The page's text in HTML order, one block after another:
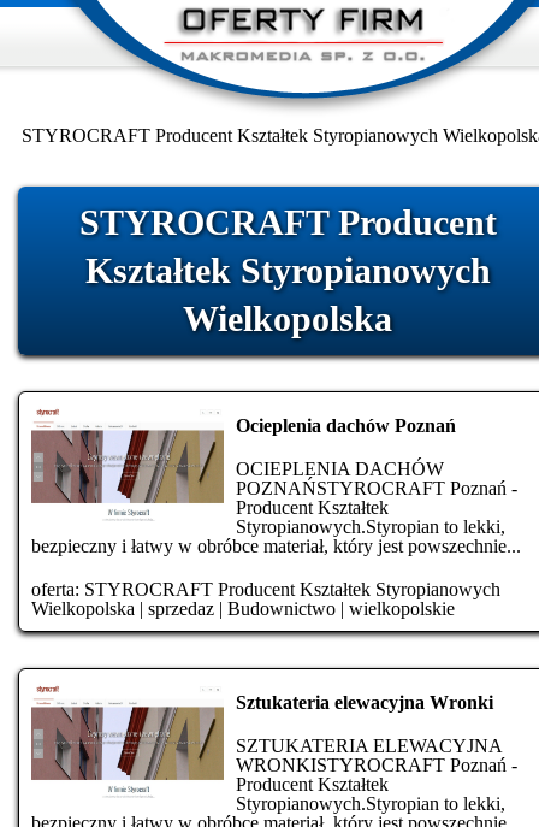
STYROCRAFT Producent Kształtek Styropianowych
STYROCRAFT Producent
Kształtek Styropianowych
Wielkopolska
Ocieplenia dachów Poznań
OCIEPLENIA DACHÓW
POZNAŃSTYROCRAFT Poznań -
Producent Kształtek
Styropianowych.Styropian to lekki,
bezpieczny i łatwy w obróbce materiał, który jest powszechnie...
oferta: STYROCRAFT Producent Kształtek Styropianowych
Wielkopolska | sprzedaz | Budownictwo | wielkopolskie
Sztukateria elewacyjna Wronki
SZTUKATERIA ELEWACYJNA
WRONKISTYROCRAFT Poznań -
Producent Kształtek
Styropianowych.Styropian to lekki,
bezpieczny i łatwy w obróbce materiał, który jest powszechnie